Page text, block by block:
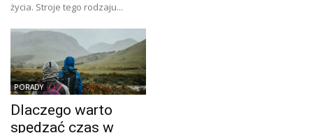
życia. Stroje tego rodzaju...
PORADY
Dlaczego warto
spędzać czas w